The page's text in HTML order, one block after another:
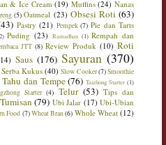
& Ice Cream (19) Muffins (24) Nanas
(5) Oatmeal (23) Obsesi Roti (63)
Pastry (21) Pempek (7) Pie dan Tarts
Puding (23) Ramadhan (1) Rempah dan
JTT (8) Review Produk (10) Roti
Saus (176) Sayuran (370)
Serba Kukus (40) Slow Cooker(7)Smoothie
Tahu dan Tempe (76) Taizhong Starter (1)
Starter (4) Telur (53) Tips dan
Tumisan (79) Ubi Jalar (17) Ubi-Ubian
Food (7)Wheat Bran(6) Whole Wheat (12)